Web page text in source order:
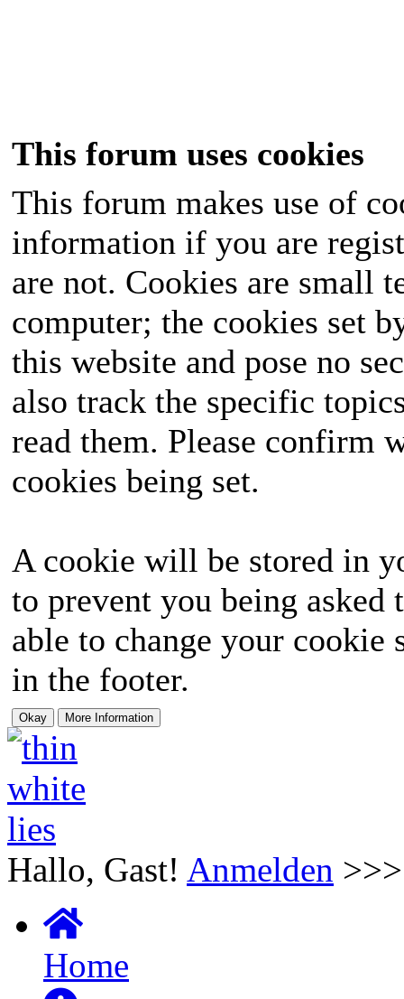
This forum uses cookies
This forum makes use of
information if you are
are not. Cookies are small
computer; the cookies set
this website and pose no
also track the specific
read them. Please confirm
cookies being set.
A cookie will be stored in
to prevent you being
able to change your
in the footer.
Hallo, Gast! Anmelden
Home